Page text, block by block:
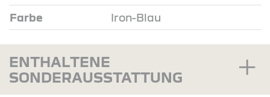
Farbe Iron-Blau
ENTHALTENE
SONDERAUSSTATTUNG